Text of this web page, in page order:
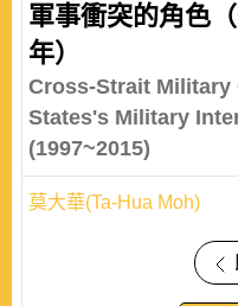
軍事衝突的角色
年）
Cross-Strait Military
States's Military
(1997~2015)
莫大華(Ta-Hua Moh)